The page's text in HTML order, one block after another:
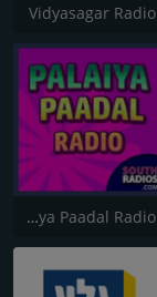
Vidyasagar Radio
Palaiya Paadal Radio